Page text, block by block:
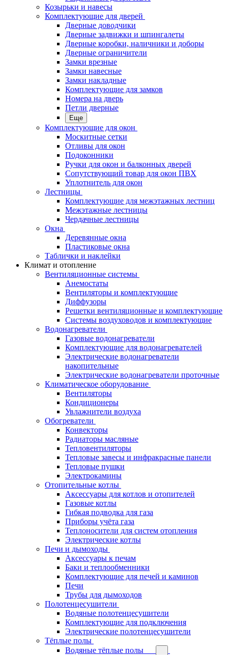
Козырьки и навесы
Комплектующие для дверей
Дверные доводчики
Дверные задвижки и шпингалеты
Дверные коробки, наличники и доборы
Дверные ограничители
Замки врезные
Замки навесные
Замки накладные
Комплектующие для замков
Номера на дверь
Петли дверные
Еще
Комплектующие для окон
Москитные сетки
Отливы для окон
Подоконники
Ручки для окон и балконных дверей
Сопутствующий товар для окон ПВХ
Уплотнитель для окон
Лестницы
Комплектующие для межэтажных лестниц
Межэтажные лестницы
Чердачные лестницы
Окна
Деревянные окна
Пластиковые окна
Таблички и наклейки
Климат и отопление
Вентиляционные системы
Анемостаты
Вентиляторы и комплектующие
Диффузоры
Решетки вентиляционные и комплектующие
Системы воздуховодов и комплектующие
Водонагреватели
Газовые водонагреватели
Комплектующие для водонагревателей
Электрические водонагреватели
накопительные
Электрические водонагреватели проточные
Климатическое оборудование
Вентиляторы
Кондиционеры
Увлажнители воздуха
Обогреватели
Конвекторы
Радиаторы масляные
Тепловентиляторы
Тепловые завесы и инфракрасные панели
Тепловые пушки
Электрокамины
Отопительные котлы
Аксессуары для котлов и отопителей
Газовые котлы
Гибкая подводка для газа
Приборы учёта газа
Теплоносители для систем отопления
Электрические котлы
Печи и дымоходы
Аксессуары к печам
Баки и теплообменники
Комплектующие для печей и каминов
Печи
Трубы для дымоходов
Полотенцесушители
Водяные полотенцесушители
Комплектующие для подключения
Электрические полотенцесушители
Тёплые полы
Водяные тёплые полы